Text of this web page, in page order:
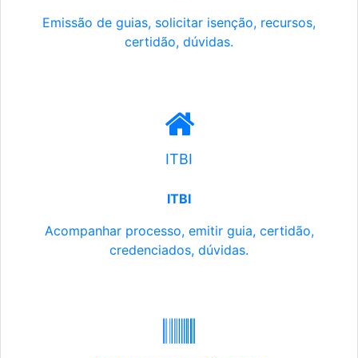
Emissão de guias, solicitar isenção, recursos,
certidão, dúvidas.
ITBI
ITBI
Acompanhar processo, emitir guia, certidão,
credenciados, dúvidas.